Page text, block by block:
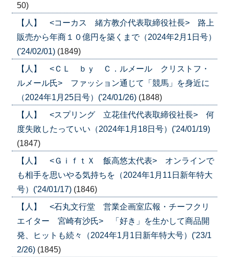
50)
【人】 <コーカス 緒方教介代表取締役社長> 路上
販売から年商１０億円を築くまで（2024年2月1日号）
('24/02/01) (1849)
【人】 <ＣＬ ｂｙ Ｃ．ルメール クリストフ・
ルメール氏> ファッション通じて「競馬」を身近に
（2024年1月25日号）('24/01/26) (1848)
【人】 <スプリング 立花佳代代表取締役社長> 何
度失敗したっていい（2024年1月18日号）('24/01/19)
(1847)
【人】 <ＧｉｆｔＸ 飯高悠太代表> オンラインで
も相手を思いやる気持ちを（2024年1月11日新年特大
号）('24/01/17) (1846)
【人】 <石丸文行堂 営業企画室広報・チーフクリ
エイター 宮崎有沙氏> 「好き」を生かして商品開
発、ヒットも続々（2024年1月1日新年特大号）('23/1
2/26) (1845)